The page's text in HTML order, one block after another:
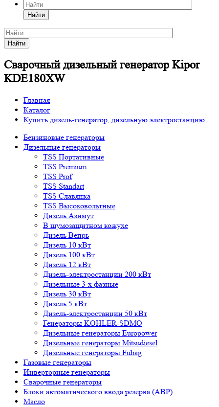
Найти
Найти
Сварочный дизельный генератор Kipor
KDE180XW
Главная
Каталог
Купить дизель-генератор, дизельную электростанцию
Бензиновые генераторы
Дизельные генераторы
TSS Портативные
TSS Premium
TSS Prof
TSS Standart
TSS Славянка
TSS Высоковольтные
Дизель Азимут
В шумозащитном кожухе
Дизель Вепрь
Дизель 10 кВт
Дизель 100 кВт
Дизель 12 кВт
Дизель-электростанции 200 кВт
Дизельные 3-х фазные
Дизель 30 кВт
Дизель 5 кВт
Дизель-электростанции 50 кВт
Генераторы KOHLER-SDMO
Дизельные генераторы Europower
Дизельные генераторы Mitsudiesel
Дизельные генераторы Fubag
Газовые генераторы
Инверторные генераторы
Сварочные генераторы
Блоки автоматического ввода резерва (АВР)
Масло